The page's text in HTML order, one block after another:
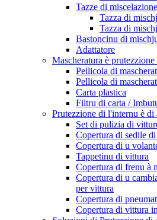
Tazze di miscelazione
Tazza di
Tazza di
Bastoncinu di
Adattatore
Mascheratura è
Pellicola di
Pellicola di
Carta plastica
Filtru di carta /
Prutezzione di l'internu è di
Set di pulizia di
Copertura di sedile
Copertura di u
Tappetinu di vittura
Copertura di frenu à
Copertura di u
per vittura
Copertura di
Copertura di vittura